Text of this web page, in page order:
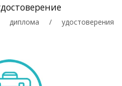
диплома / удостоверения